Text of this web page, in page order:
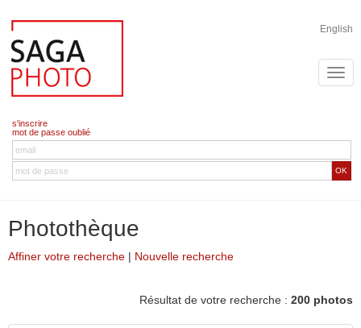
English
s'inscrire
mot de passe oublié
OK
Photothèque
Affiner votre recherche | Nouvelle recherche
Résultat de votre recherche : 200 photos